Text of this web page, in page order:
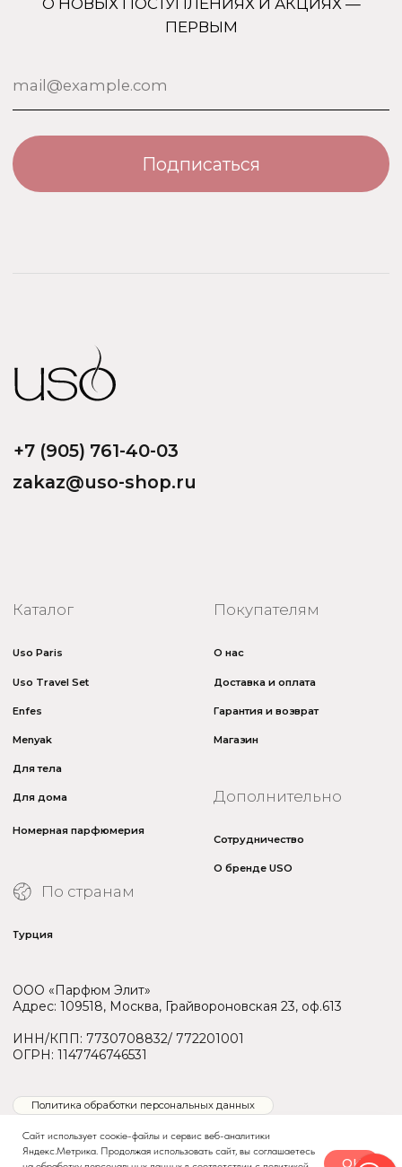
Сайт использует соокіе-файлы и сервис веб-аналитики
Яндекс.Метрика. Продолжая использовать сайт, вы соглашаетесь
OK
Номерная парфюмерия
ИНН/КПП: 7730708832/ 772201001
ОГРН: 1147746746531
О бренде USO
Турция